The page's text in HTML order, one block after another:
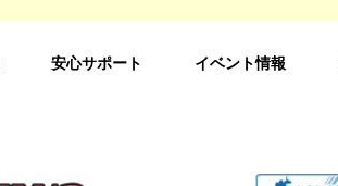
安心サポート イベント情報